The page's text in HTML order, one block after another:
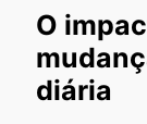
O
diária